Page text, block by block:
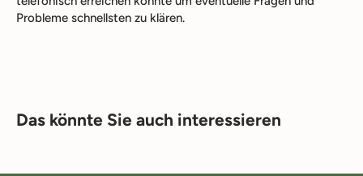
Probleme schnellsten zu klären.
Das könnte Sie auch interessieren